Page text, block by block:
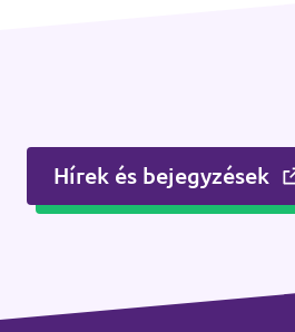
Hírek és bejegyzések